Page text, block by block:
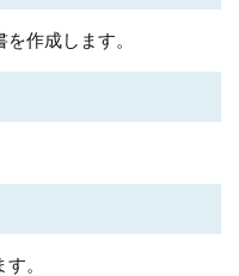
作成します。
。